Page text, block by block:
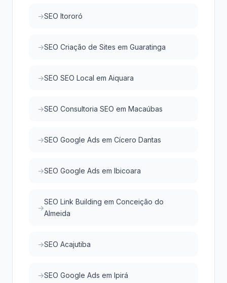
SEO Itororó
SEO Criação de Sites em Guaratinga
SEO SEO Local em Aiquara
SEO Consultoria SEO em Macaúbas
SEO Google Ads em Cícero Dantas
SEO Google Ads em Ibicoara
SEO Link Building em Conceição do
Almeida
SEO Acajutiba
SEO Google Ads em Ipirá